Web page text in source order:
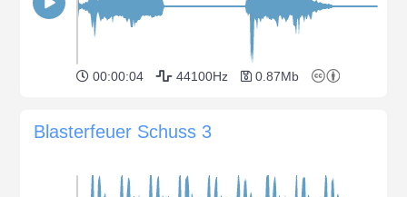
00:00:04 44100Hz 0.87Mb
Blasterfeuer Schuss 3